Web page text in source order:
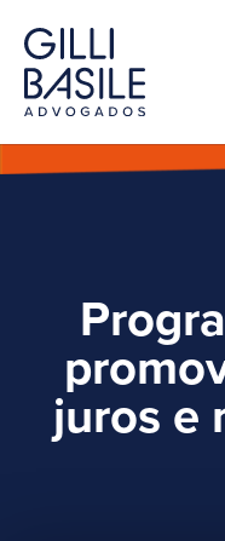
juros e